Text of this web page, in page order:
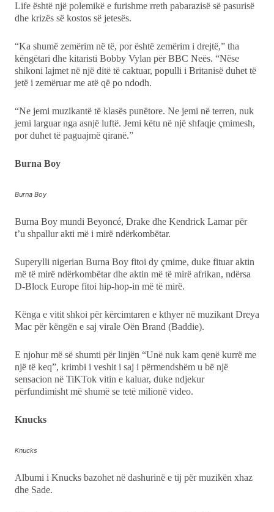
Life është një polemikë e furishme rreth pabarazisë së pasurisë
dhe krizës së kostos së jetesës.
“Ka shumë zemërim në të, por është zemërim i drejtë,” tha
këngëtari dhe kitaristi Bobby Vylan për BBC Neës. “Nëse
shikoni lajmet në një ditë të caktuar, populli i Britanisë duhet të
jetë i zemëruar me atë që po ndodh.
“Ne jemi muzikantë të klasës punëtore. Ne jemi në terren, nuk
jemi larguar nga asnjë luftë. Jemi këtu në një shfaqje çmimesh,
por duhet të paguajmë qiranë.”
Burna Boy
Burna Boy
Burna Boy mundi Beyoncé, Drake dhe Kendrick Lamar për
t’u shpallur akti më i mirë ndërkombëtar.
Superylli nigerian Burna Boy fitoi dy çmime, duke fituar aktin
më të mirë ndërkombëtar dhe aktin më të mirë afrikan, ndërsa
D-Block Europe fitoi hip-hop-in më të mirë.
Kënga e vitit shkoi për kërcimtaren e kthyer në muzikant Dreya
Mac për këngën e saj virale Oën Brand (Baddie).
E njohur më së shumti për linjën “Unë nuk kam qenë kurrë me
një të keq”, krimbi i veshit i saj i përmendshëm u bë një
sensacion në TiKTok vitin e kaluar, duke ndjekur
përfundimisht më shumë se tetë milionë video.
Knucks
Knucks
Albumi i Knucks bazohet në dashurinë e tij për muzikën xhaz
dhe Sade.